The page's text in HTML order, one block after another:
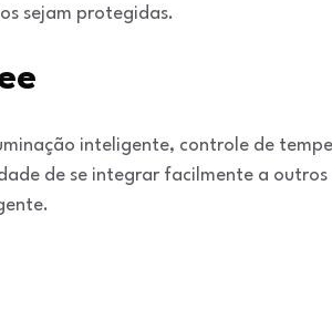
sejam protegidas.
inteligente, controle de
de se integrar facilmente a